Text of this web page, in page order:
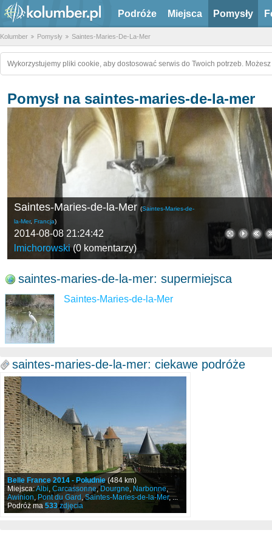
Podróże Miejsca Pomysły
Kolumber Pomysły Saintes-Maries-De-La-Mer
Wykorzystujemy pliki cookie, aby dostosować serwis do Twoich potrzeb.
Pomysł na saintes-maries-de-la-mer
Saintes-Maries-de-la-Mer (Saintes-Maries-de-
la-Mer, Francja)
2014-08-08 21:24:42
lmichorowski(0 komentarzy)
saintes-maries-de-la-mer: supermiejsca
Saintes-Maries-de-la-Mer
saintes-maries-de-la-mer: ciekawe podróże
Belle France 2014 - Południe(484 km)
Miejsca:Albi, Carcassonne,Dourgne, Narbonne,
Awinion, Pont du Gard ,Saintes-Maries-de-la-Mer, ...
Podróż ma 533zdjęcia